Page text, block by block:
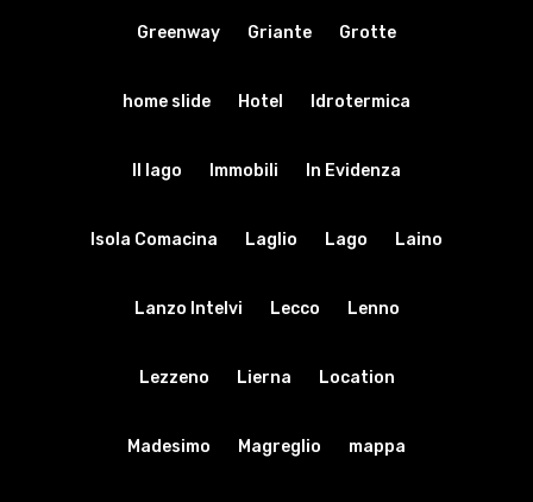
Greenway Griante Grotte
home slide Hotel Idrotermica
Il lago Immobili In Evidenza
Isola Comacina Laglio Lago Laino
Lanzo Intelvi Lecco Lenno
Lezzeno Lierna Location
Madesimo Magreglio mappa